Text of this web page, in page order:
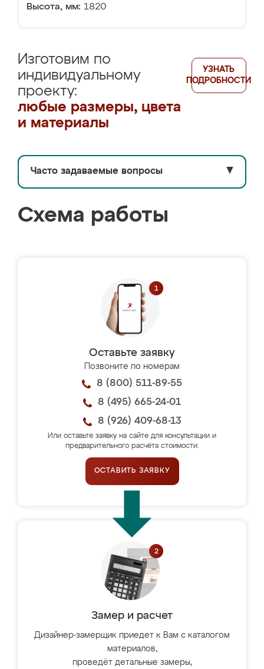
Высота, мм: 1820
Изготовим по
индивидуальному
проекту:
любые размеры, цвета
и материалы
УЗНАТЬ
ПОДРОБНОСТИ
Часто задаваемые вопросы ▼
Схема работы
Оставьте заявку
Позвоните по номерам
8 (800) 511-89-55
8 (495) 665-24-01
8 (926) 409-68-13
Или оставьте заявку на сайте для консультации и
предварительного расчёта стоимости.
ОСТАВИТЬ ЗАЯВКУ
Замер и расчет
Дизайнер-замерщик приедет к Вам с каталогом
материалов,
проведёт детальные замеры,